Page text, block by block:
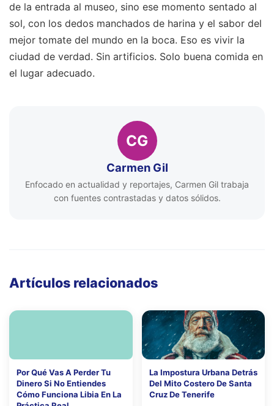
de la entrada al museo, sino ese momento sentado al
sol, con los dedos manchados de harina y el sabor del
mejor tomate del mundo en la boca. Eso es vivir la
ciudad de verdad. Sin artificios. Solo buena comida en
el lugar adecuado.
CG
Carmen Gil
Enfocado en actualidad y reportajes, Carmen Gil trabaja
con fuentes contrastadas y datos sólidos.
Artículos relacionados
Por Qué Vas A Perder Tu
Dinero Si No Entiendes
Cómo Funciona Libia En La
La Impostura Urbana Detrás
Del Mito Costero De Santa
Cruz De Tenerife